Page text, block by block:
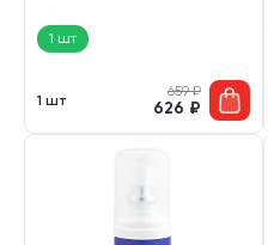
1 шт
1 шт
659₽
626 ₽